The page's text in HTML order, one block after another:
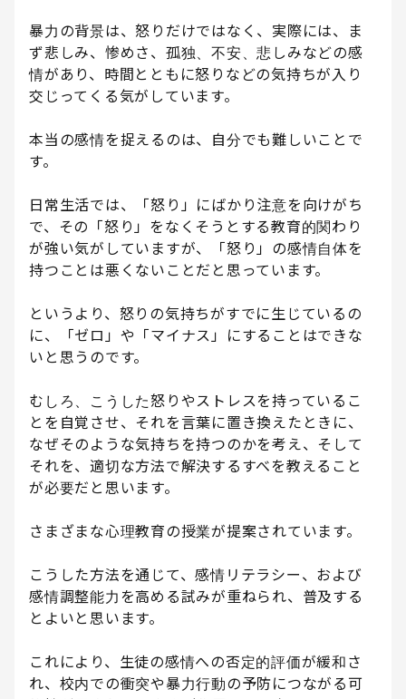
暴力の背景は、怒りだけではなく、実際には、ま
ず悲しみ、惨めさ、孤独、不安、悲しみなどの感
情があり、時間とともに怒りなどの気持ちが入り
交じってくる気がしています。
本当の感情を捉えるのは、自分でも難しいことで
す。
日常生活では、「怒り」にばかり注意を向けがち
で、その「怒り」をなくそうとする教育的関わり
が強い気がしていますが、「怒り」の感情自体を
持つことは悪くないことだと思っています。
というより、怒りの気持ちがすでに生じているの
に、「ゼロ」や「マイナス」にすることはできな
いと思うのです。
むしろ、こうした怒りやストレスを持っているこ
とを自覚させ、それを言葉に置き換えたときに、
なぜそのような気持ちを持つのかを考え、そして
それを、適切な方法で解決するすべを教えること
が必要だと思います。
さまざまな心理教育の授業が提案されています。
こうした方法を通じて、感情リテラシー、および
感情調整能力を高める試みが重ねられ、普及する
とよいと思います。
これにより、生徒の感情への否定的評価が緩和さ
れ、校内での衝突や暴力行動の予防につながる可